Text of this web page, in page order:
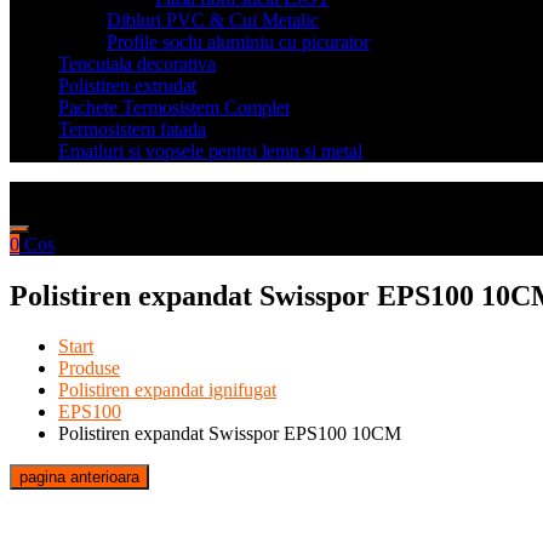
Dibluri PVC & Cui Metalic
Profile soclu aluminiu cu picurator
Tencuiala decorativa
Polistiren extrudat
Pachete Termosistem Complet
Termosistem fatada
Emailuri si vopsele pentru lemn si metal
0 Cos
Polistiren expandat Swisspor EPS100
Start
Produse
Polistiren expandat ignifugat
EPS100
Polistiren expandat Swisspor EPS100 10CM
pagina anterioara